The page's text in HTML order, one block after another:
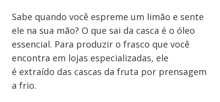
Sabe quando você espreme um limão e sente
ele na sua mão? O que sai da casca é o óleo
essencial. Para produzir o frasco que você
encontra em lojas especializadas, ele
é extraído das cascas da fruta por prensagem
a frio.